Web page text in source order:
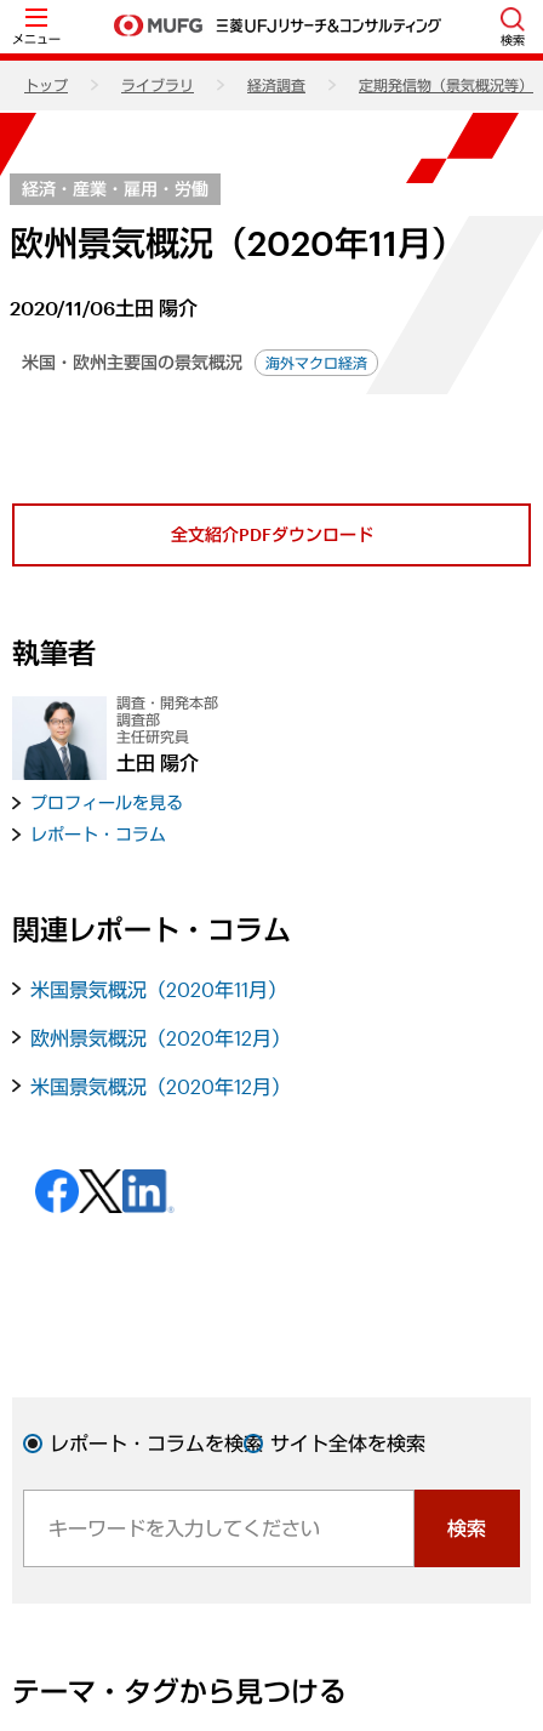
メニュー 検索
トップ ライブラリ 経済調査 定期発信物（景気概況等）
経済・産業・雇用・労働
欧州景気概況（2020年11月）
2020/11/06土田 陽介
米国・欧州主要国の景気概況 海外マクロ経済
全文紹介PDFダウンロード
執筆者
調査・開発本部
調査部
主任研究員
土田 陽介
プロフィールを見る
レポート・コラム
関連レポート・コラム
米国景気概況（2020年11月）
欧州景気概況（2020年12月）
米国景気概況（2020年12月）
レポート・コラムを検索 サイト全体を検索
検索
テーマ・タグから見つける